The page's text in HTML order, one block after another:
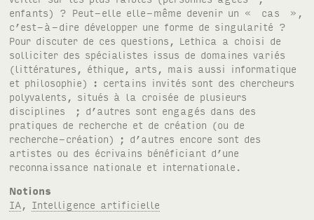
enfants) ? Peut-elle elle-même devenir un « cas »,
c’est-à-dire développer une forme de singularité ?
Pour discuter de ces questions, Lethica a choisi de
solliciter des spécialistes issus de domaines variés
(littératures, éthique, arts, mais aussi informatique
et philosophie) : certains invités sont des chercheurs
polyvalents, situés à la croisée de plusieurs
disciplines ; d’autres sont engagés dans des
pratiques de recherche et de création (ou de
recherche-création) ; d’autres encore sont des
artistes ou des écrivains bénéficiant d’une
reconnaissance nationale et internationale.
Notions
IA
Intelligence artificielle